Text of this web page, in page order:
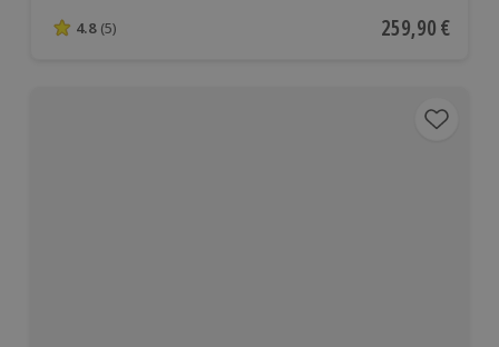
4.8 von 5 Sternen basierend auf 5 Bewertungen
4.8 (5) Aktueller Preis
259,90 €